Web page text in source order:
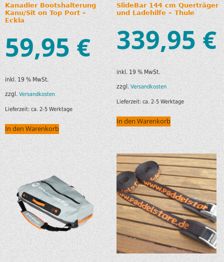
Kanadier Bootshalterung
Kanu/Sit on Top Port –
Eckla
59,95€
inkl. 19 % MwSt.
zzgl.Versandkosten
Lieferzeit:ca. 2-5 Werktage
In den Warenkorb
SlideBar 144 cm Querträger
und Ladehilfe – Thule
339,95€
inkl. 19 % MwSt.
zzgl.Versandkosten
Lieferzeit:ca. 2-5 Werktage
In den Warenkorb